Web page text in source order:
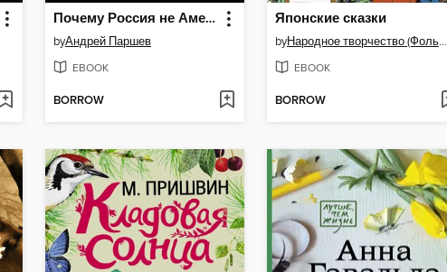
Почему Россия не Америка
byАндрей Паршев
EBOOK
BORROW
Японские сказки
by Народное творчество (Фольклор)
EBOOK
BORROW